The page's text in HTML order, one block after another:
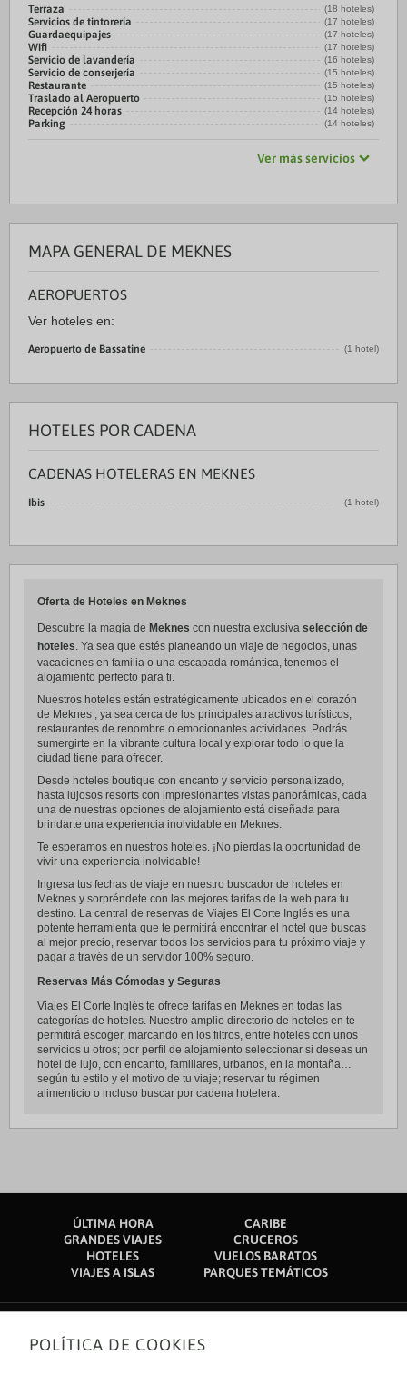
Terraza (18 hoteles)
Servicios de tintorería (17 hoteles)
Guardaequipajes (17 hoteles)
Wifi (17 hoteles)
Servicio de lavandería (16 hoteles)
Servicio de conserjería (15 hoteles)
Restaurante (15 hoteles)
Traslado al Aeropuerto (15 hoteles)
Recepción 24 horas (14 hoteles)
Parking (14 hoteles)
Ver más servicios
MAPA GENERAL DE MEKNES
AEROPUERTOS
Ver hoteles en:
Aeropuerto de Bassatine (1 hotel)
HOTELES POR CADENA
CADENAS HOTELERAS EN MEKNES
Ibis (1 hotel)
Oferta de Hoteles en Meknes
Descubre la magia de Meknes con nuestra exclusiva selección de
hoteles. Ya sea que estés planeando un viaje de negocios, unas
vacaciones en familia o una escapada romántica, tenemos el
alojamiento perfecto para ti.
Nuestros hoteles están estratégicamente ubicados en el corazón
de Meknes , ya sea cerca de los principales atractivos turísticos,
restaurantes de renombre o emocionantes actividades. Podrás
sumergirte en la vibrante cultura local y explorar todo lo que la
ciudad tiene para ofrecer.
Desde hoteles boutique con encanto y servicio personalizado,
hasta lujosos resorts con impresionantes vistas panorámicas, cada
una de nuestras opciones de alojamiento está diseñada para
brindarte una experiencia inolvidable en Meknes.
Te esperamos en nuestros hoteles. ¡No pierdas la oportunidad de
vivir una experiencia inolvidable!
Ingresa tus fechas de viaje en nuestro buscador de hoteles en
Meknes y sorpréndete con las mejores tarifas de la web para tu
destino. La central de reservas de Viajes El Corte Inglés es una
potente herramienta que te permitirá encontrar el hotel que buscas
al mejor precio, reservar todos los servicios para tu próximo viaje y
pagar a través de un servidor 100% seguro.
Reservas Más Cómodas y Seguras
Viajes El Corte Inglés te ofrece tarifas en Meknes en todas las
categorías de hoteles. Nuestro amplio directorio de hoteles en te
permitirá escoger, marcando en los filtros, entre hoteles con unos
servicios u otros; por perfil de alojamiento seleccionar si deseas un
hotel de lujo, con encanto, familiares, urbanos, en la montaña…
según tu estilo y el motivo de tu viaje; reservar tu régimen
alimenticio o incluso buscar por cadena hotelera.
ÚLTIMA HORA
CARIBE
GRANDES VIAJES
CRUCEROS
HOTELES
VUELOS BARATOS
VIAJES A ISLAS
PARQUES TEMÁTICOS
Sobre nosotros
POLÍTICA DE COOKIES